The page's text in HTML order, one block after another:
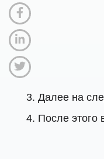
Далее на
После этого